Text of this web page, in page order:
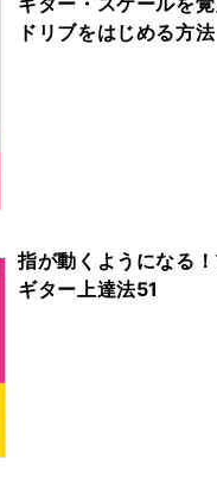
ドリブをはじめる方法
指が動くようになる
ギター上達法51